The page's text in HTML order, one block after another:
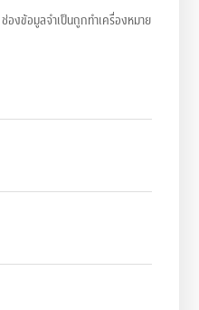
ช่องข้อมูลจำเป็นถูกทำเครื่องหมาย